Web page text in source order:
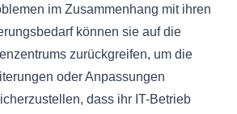
im Zusammenhang mit ihren
können sie auf die
zurückgreifen, um die
oder Anpassungen
dass ihr IT-Betrieb